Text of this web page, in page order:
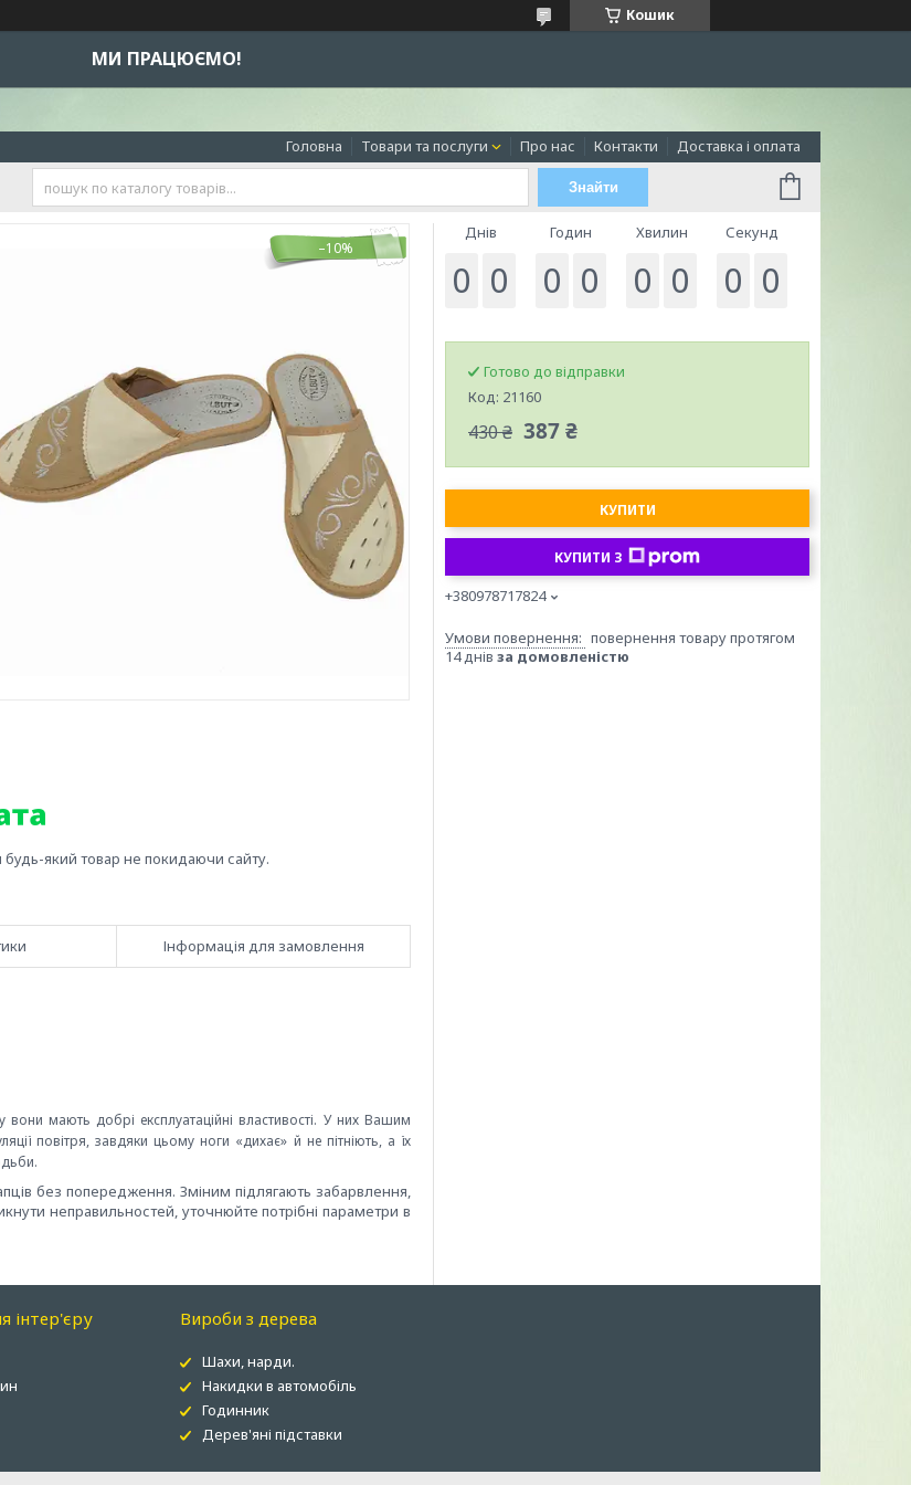
Кошик
МИ ПРАЦЮЄМО!
Головна Товари та послуги Про нас Контакти Доставка і оплата
Знайти
–10%
будь-який товар не покидаючи сайту.
Інформація для замовлення
мають добрі експлуатаційні властивості. У них Вашим
повітря, завдяки цьому ноги «дихає» й не пітніють, а їх
без попередження. Зміним підлягають забарвлення,
неправильностей, уточнюйте потрібні параметри в
Днів
0 0
Годин
0 0
Хвилин
0 0
Секунд
0 0
Готово до відправки
Код: 21160
430 ₴ 387 ₴
КУПИТИ
КУПИТИ З
+380978717824
повернення товару протягом
14 днів за домовленістю
інтер'єру Вироби з дерева
Шахи, нарди.
Накидки в автомобіль
Годинник
Дерев'яні підставки